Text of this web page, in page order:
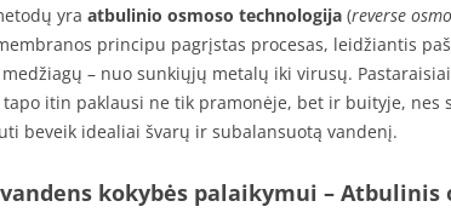
yra atbulinio osmoso technologija (reverse
principu pagrįstas procesas, leidžiantis
– nuo sunkiųjų metalų iki virusų.
itin paklausi ne tik pramonėje, bet ir buityje, nes
beveik idealiai švarų ir subalansuotą vandenį.
kokybės palaikymui – Atbulinis